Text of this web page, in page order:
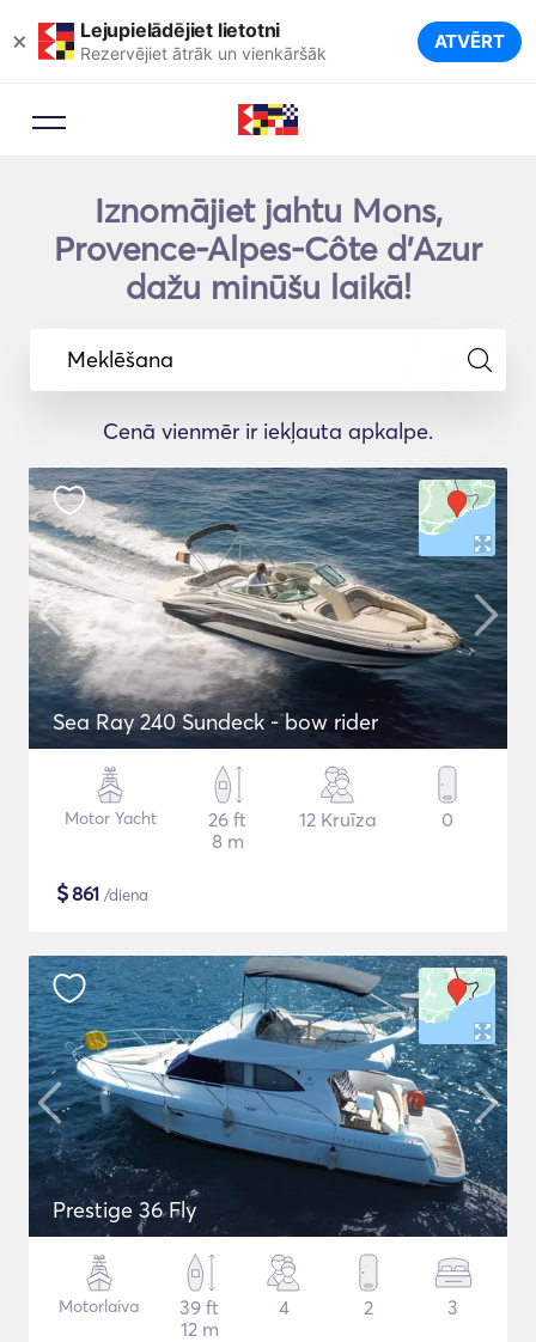
× Lejupielādējiet lietotni
Rezervējiet ātrāk un vienkāršāk ATVĒRT
Iznomājiet jahtu Mons,
Provence-Alpes-Côte d'Azur
dažu minūšu laikā!
Meklēšana
Cenā vienmēr ir iekļauta apkalpe.
Sea Ray 240 Sundeck - bow rider
Motor Yacht
26 ft
8 m
12 Kruīza 0
$861 /diena
Prestige 36 Fly
Motorlaiva
39 ft
12 m
4 2 3